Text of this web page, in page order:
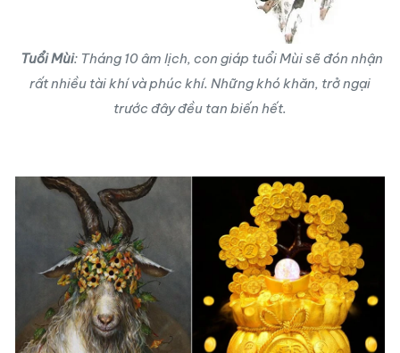
Tuổi Mùi: Tháng 10 âm lịch, con giáp tuổi Mùi sẽ đón nhận
rất nhiều tài khí và phúc khí. Những khó khăn, trở ngại
trước đây đều tan biến hết.